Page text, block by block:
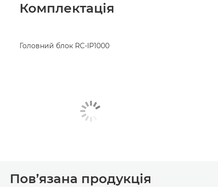
Комплектація
Головний блок RC-IP1000
Пов’язана продукція